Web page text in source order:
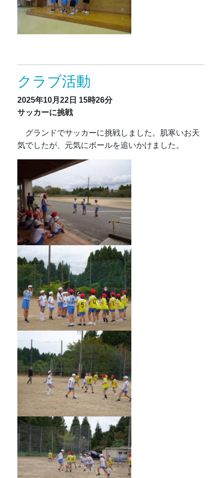
クラブ活動
2025年10月22日 15時26分
サッカーに挑戦
グランドでサッカーに挑戦しました。肌寒いお天
気でしたが、元気にボールを追いかけました。